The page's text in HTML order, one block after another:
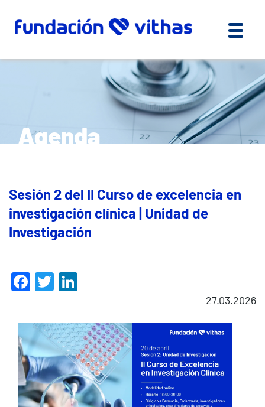
Agenda
Sesión 2 del II Curso de excelencia en
investigación clínica | Unidad de
Investigación
Facebook
Twitter
27.03.2026